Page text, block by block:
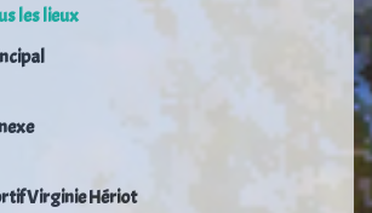
les lieux
Virginie Hériot